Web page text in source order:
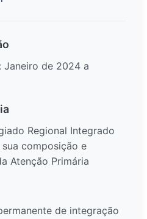
Janeiro de 2024 a
Regional Integrado
sua composição e
Atenção Primária
de integração